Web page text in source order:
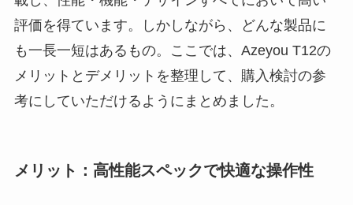
評価を得ています。しかしながら、どんな製品に
も一長一短はあるもの。ここでは、Azeyou T12の
メリットとデメリットを整理して、購入検討の参
考にしていただけるようにまとめました。
メリット：高性能スペックで快適な操作性